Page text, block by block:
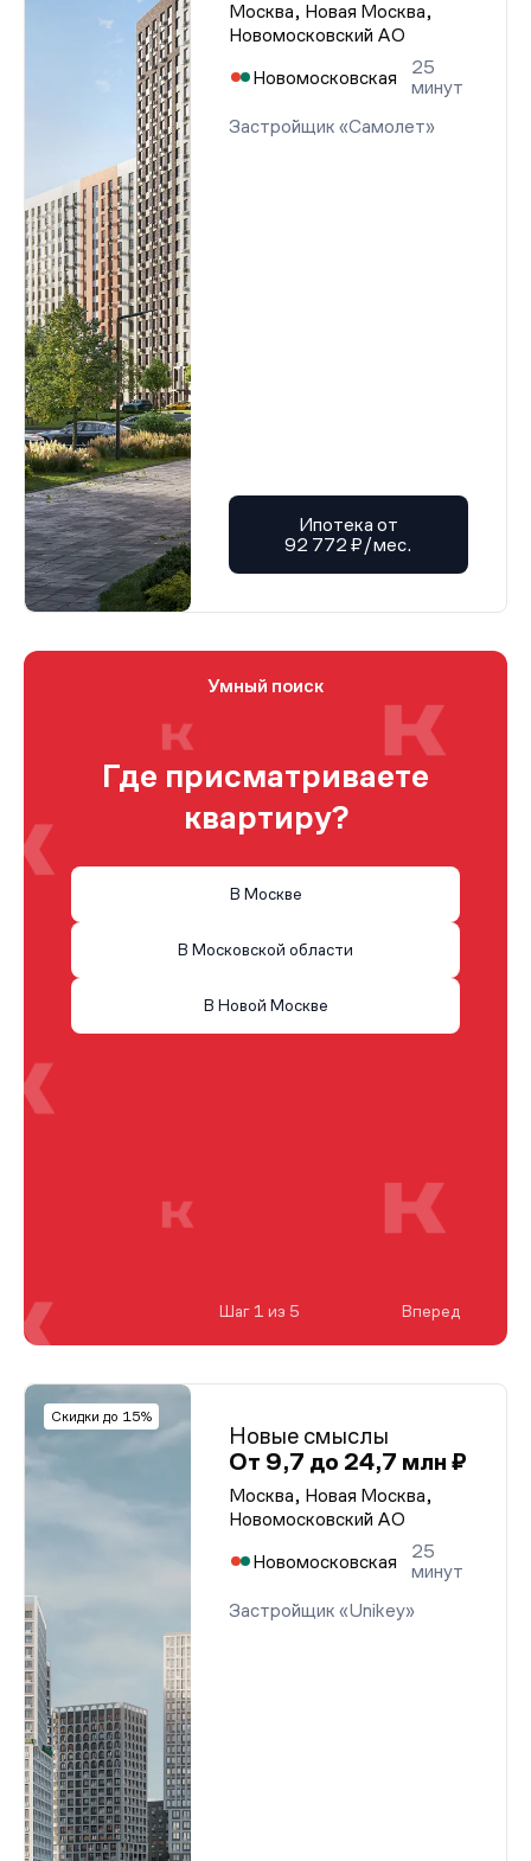
Москва, Новая Москва,
Новомосковский АО
Новомосковская
25
минут
Застройщик «Самолет»
Ипотека от
92 772 ₽/мес.
Скидки до 15%
Новые смыслы
От 9,7 до 24,7 млн ₽
Москва, Новая Москва,
Новомосковский АО
Новомосковская
25
минут
Застройщик «Unikey»
Умный поиск
Где присматриваете
квартиру?
В Москве
В Московской области
В Новой Москве
Шаг 1 из 5 Вперед